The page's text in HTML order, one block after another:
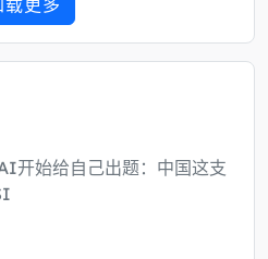
开始给自己出题：中国这支